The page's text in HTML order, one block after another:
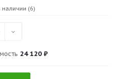
наличии (6)
24 120 ₽